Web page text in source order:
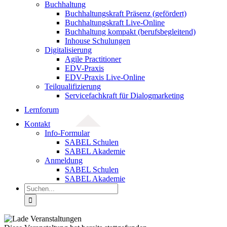
Buchhaltung
Buchhaltungskraft Präsenz (gefördert)
Buchhaltungskraft Live-Online
Buchhaltung kompakt (berufsbegleitend)
Inhouse Schulungen
Digitalisierung
Agile Practitioner
EDV-Praxis
EDV-Praxis Live-Online
Teilqualifizierung
Servicefachkraft für Dialogmarketing
Lernforum
Kontakt
Info-Formular
SABEL Schulen
SABEL Akademie
Anmeldung
SABEL Schulen
SABEL Akademie
Suche
nach: